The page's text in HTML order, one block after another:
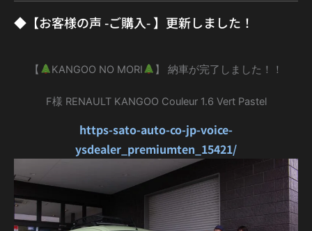
◆【お客様の声 -ご購入- 】更新しました！
【 KANGOO NO MORI 】 納車が完了しました！！
F様 RENAULT KANGOO Couleur 1.6 Vert Pastel
https-sato-auto-co-jp-voice-
ysdealer_premiumten_15421/